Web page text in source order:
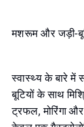
मशरूम और जड़ी-
स्वास्थ्य के बारे में
बूटियों के साथ
ट्रफल, मोरिंगा